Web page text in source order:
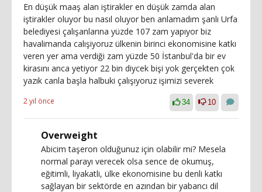
En düşük maaş alan iştirakler en düşük zamda alan
iştirakler oluyor bu nasıl oluyor ben anlamadım şanlı Urfa
belediyesi çalışanlarına yüzde 107 zam yapıyor biz
havalimanda calışiyoruz ülkenin birinci ekonomisine katkı
veren yer ama verdiği zam yüzde 50 İstanbul'da bir ev
kirasını anca yetiyor 22 bin diycek bişi yok gerçekten çok
yazık canla başla halbuki çalışıyoruz işimizi severek
2 yıl önce 34 10
Overweight
Abicim taşeron olduğunuz için olabilir mi? Mesela
normal parayı verecek olsa sence de okumuş,
eğitimli, liyakatli, ülke ekonomisine bu denli katkı
sağlayan bir sektörde en azından bir yabancı dil